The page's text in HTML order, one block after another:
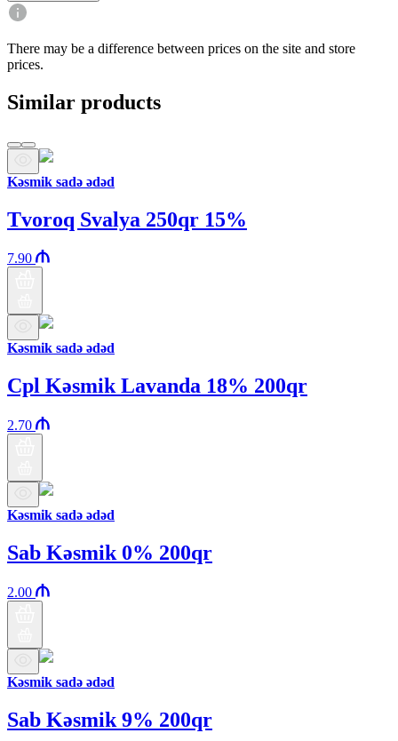
There may be a difference between prices on the site and store
prices.
Similar products
Kəsmik sadə ədəd
Tvoroq Svalya 250qr 15%
7.90
Kəsmik sadə ədəd
Cpl Kəsmik Lavanda 18% 200qr
2.70
Kəsmik sadə ədəd
Sab Kəsmik 0% 200qr
2.00
Kəsmik sadə ədəd
Sab Kəsmik 9% 200qr